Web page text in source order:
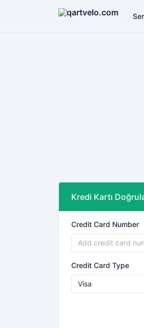
Kredi Kartı
Credit Card Number
Credit Card Type